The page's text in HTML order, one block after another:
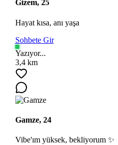
Gizem, 25
Hayat kısa, anı yaşa
Sohbete Gir
Yazıyor...
3,4 km
Gamze, 24
Vibe'ım yüksek, bekliyorum ✨